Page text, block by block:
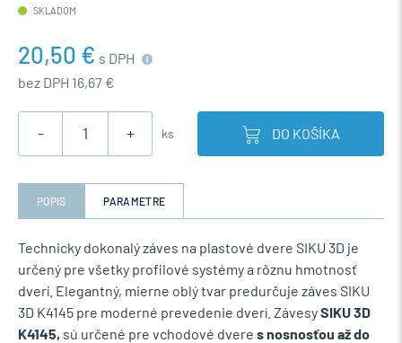
SKLADOM
20,50 € s DPH
bez DPH 16,67 €
- + ks DO KOŠÍKA
POPIS PARAMETRE
Technicky dokonalý záves na plastové dvere SIKU 3D je
určený pre všetky profilové systémy a rôznu hmotnosť
dverí. Elegantný, mierne oblý tvar predurčuje záves SIKU
3D K4145 pre moderné prevedenie dverí. ZávesySIKU 3D
K4145, sú určené pre vchodové dvere s nosnosťou až do